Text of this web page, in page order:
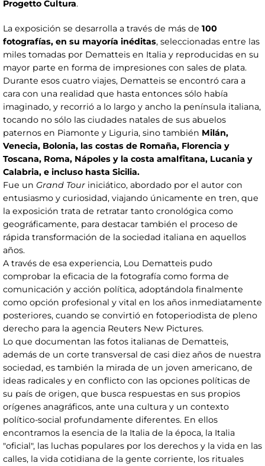
Progetto Cultura.
La exposición se desarrolla a través de más de 100
fotografías, en su mayoría inéditas, seleccionadas entre las
miles tomadas por Dematteis en Italia y reproducidas en su
mayor parte en forma de impresiones con sales de plata.
Durante esos cuatro viajes, Dematteis se encontró cara a
cara con una realidad que hasta entonces sólo había
imaginado, y recorrió a lo largo y ancho la península italiana,
tocando no sólo las ciudades natales de sus abuelos
paternos en Piamonte y Liguria, sino también Milán,
Venecia, Bolonia, las costas de Romaña, Florencia y
Toscana, Roma, Nápoles y la costa amalfitana, Lucania y
Calabria, e incluso hasta Sicilia.
Fue un Grand Tour iniciático, abordado por el autor con
entusiasmo y curiosidad, viajando únicamente en tren, que
la exposición trata de retratar tanto cronológica como
geográficamente, para destacar también el proceso de
rápida transformación de la sociedad italiana en aquellos
años.
A través de esa experiencia, Lou Dematteis pudo
comprobar la eficacia de la fotografía como forma de
comunicación y acción política, adoptándola finalmente
como opción profesional y vital en los años inmediatamente
posteriores, cuando se convirtió en fotoperiodista de pleno
derecho para la agencia Reuters New Pictures.
Lo que documentan las fotos italianas de Dematteis,
además de un corte transversal de casi diez años de nuestra
sociedad, es también la mirada de un joven americano, de
ideas radicales y en conflicto con las opciones políticas de
su país de origen, que busca respuestas en sus propios
orígenes anagráficos, ante una cultura y un contexto
político-social profundamente diferentes. En ellos
encontramos la esencia de la Italia de la época, la Italia
"oficial", las luchas populares por los derechos y la vida en las
calles, la vida cotidiana de la gente corriente, los rituales